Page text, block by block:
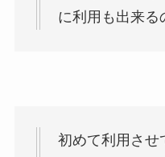
に利用も出来る
初めて利用させ